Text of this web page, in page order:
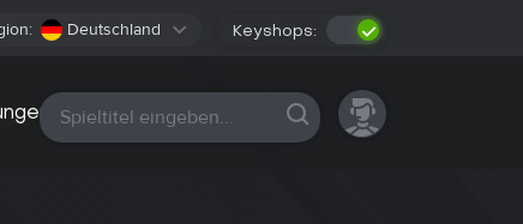
Deutschland Keyshops:
Alle Plattformen